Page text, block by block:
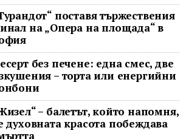
поставя тържествения
на „Опера на площада“ в
без печене: една смес, две
– торта или енергийни
– балетът, който напомня,
духовната красота побеждава